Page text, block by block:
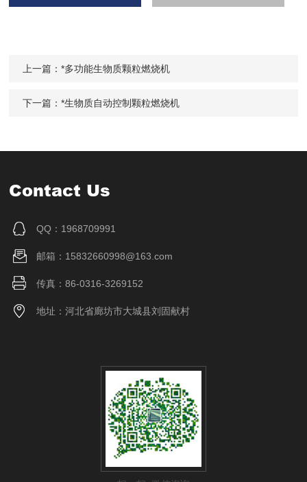
上一篇：*多功能生物质颗粒燃烧机
下一篇：*生物质自动控制颗粒燃烧机
Contact Us
QQ：1968709991
邮箱：15832660998@163.com
传真：86-0316-3269152
地址：河北省廊坊市大城县刘固献村